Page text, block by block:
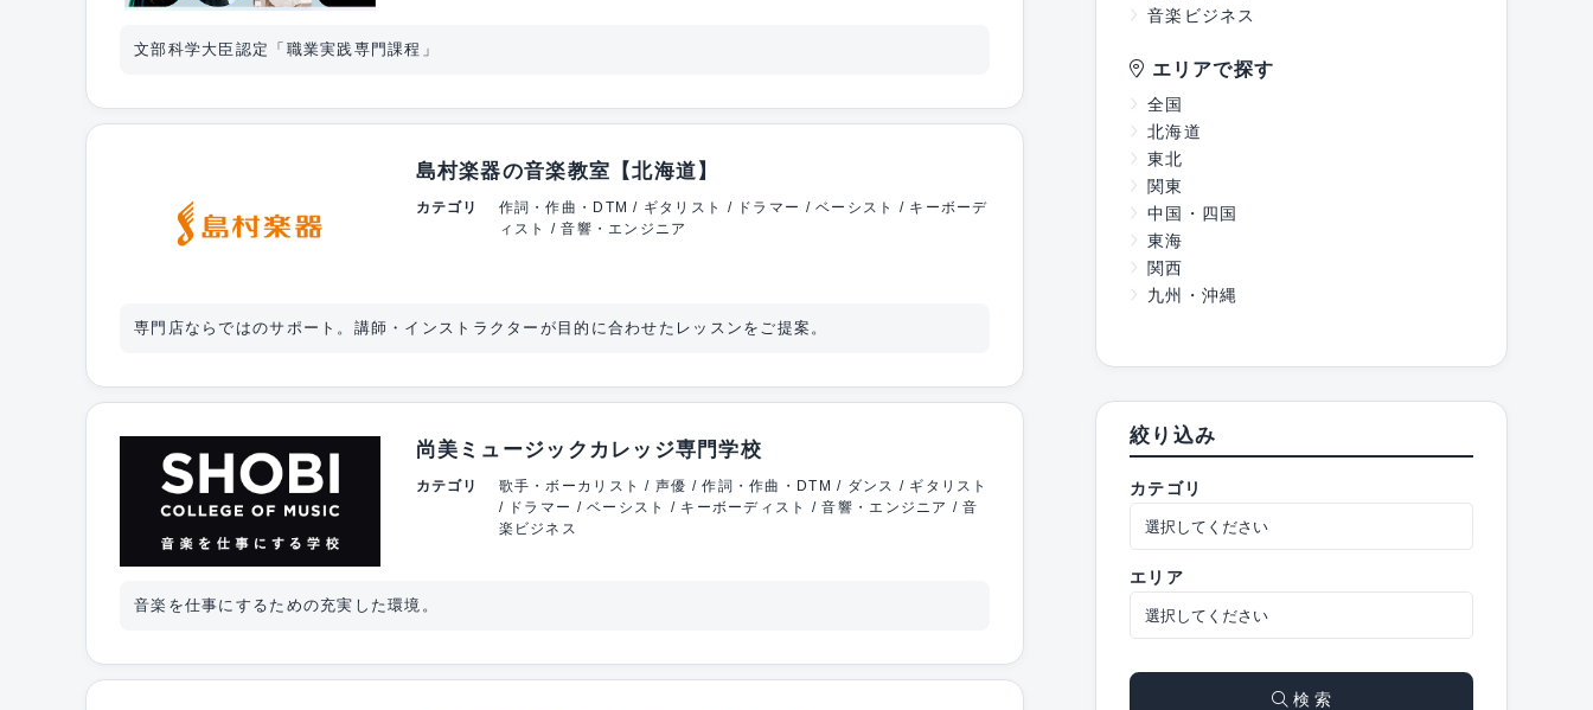
文部科学大臣認定「職業実践専門課程」
島村楽器の音楽教室【北海道】
カテゴリ
作詞・作曲・DTM / ギタリスト / ドラマー / ベーシスト / キーボーデ
ィスト / 音響・エンジニア
専門店ならではのサポート。講師・インストラクターが目的に合わせたレッスンをご提案。
尚美ミュージックカレッジ専門学校
カテゴリ
歌手・ボーカリスト / 声優 / 作詞・作曲・DTM / ダンス / ギタリスト
/ ドラマー / ベーシスト / キーボーディスト / 音響・エンジニア / 音
楽ビジネス
音楽を仕事にするための充実した環境。
音楽ビジネス
エリアで探す
全国
北海道
東北
関東
中国・四国
東海
関西
九州・沖縄
絞り込み
カテゴリ
エリア
検 索